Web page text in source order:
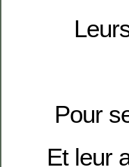
Pour
Et leur